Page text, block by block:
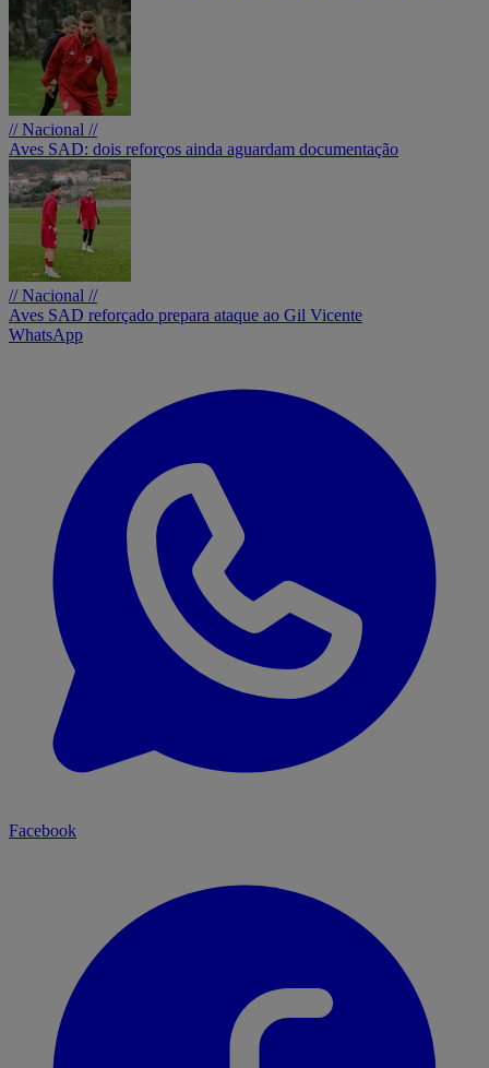
// Nacional //
Aves SAD: dois reforços ainda aguardam documentação
// Nacional //
Aves SAD reforçado prepara ataque ao Gil Vicente
WhatsApp
Facebook